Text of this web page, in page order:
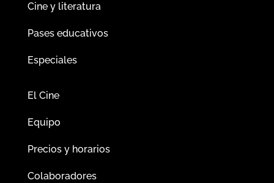
Cine y literatura
Pases educativos
Especiales
El Cine
Equipo
Precios y horarios
Colaboradores